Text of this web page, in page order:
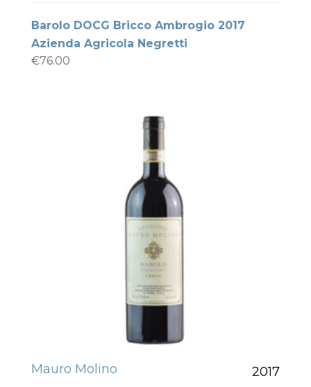
Barolo DOCG Bricco Ambrogio 2017
Azienda Agricola Negretti
€76.00
Mauro Molino 2017